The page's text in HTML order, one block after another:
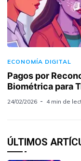
ECONOMÍA DIGITAL
Pagos por
Biométrica para
24/02/2026 4 min de
ÚLTIMOS